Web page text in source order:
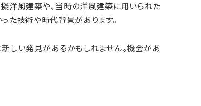
洋風建築や、当時の洋風建築に用いられた
た技術や時代背景があります。
しい発見があるかもしれません。機会があ